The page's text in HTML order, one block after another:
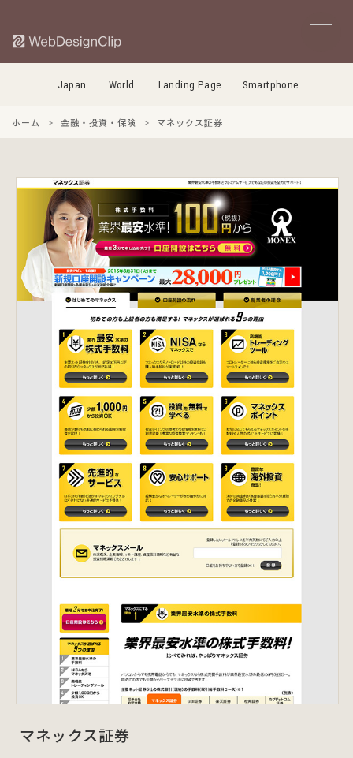
Japan World Landing Page Smartphone
ホーム 金融・投資・保険 マネックス証券
マネックス証券